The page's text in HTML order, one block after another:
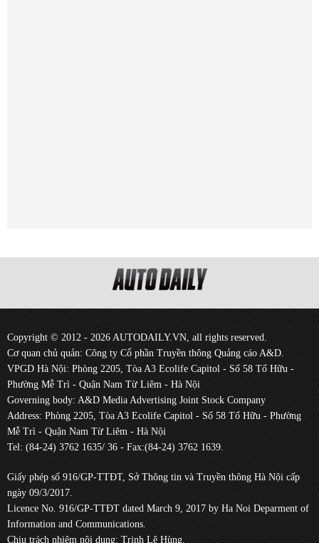
Copyright © 2012 - 2026 AUTODAILY.VN, all rights reserved.
Cơ quan chủ quản: Công ty Cổ phần Truyền thông Quảng cáo A&D.
VPGD Hà Nội: Phòng 2205, Tòa A3 Ecolife Capitol - Số 58 Tố Hữu -
Phường Mễ Trì - Quận Nam Từ Liêm - Hà Nội
Governing body: A&D Media Advertising Joint Stock Company
Address: Phòng 2205, Tòa A3 Ecolife Capitol - Số 58 Tố Hữu - Phường
Mễ Trì - Quận Nam Từ Liêm - Hà Nội
Tel: (84-24) 3762 1635/ 36 - Fax:(84-24) 3762 1639.
Giấy phép số 916/GP-TTĐT, Sở Thông tin và Truyền thông Hà Nội cấp
ngày 09/3/2017.
Licence No. 916/GP-TTĐT dated March 9, 2017 by Ha Noi Deparment of
Information and Communications.
Chịu trách nhiệm nội dung: Trịnh Lê Hùng.